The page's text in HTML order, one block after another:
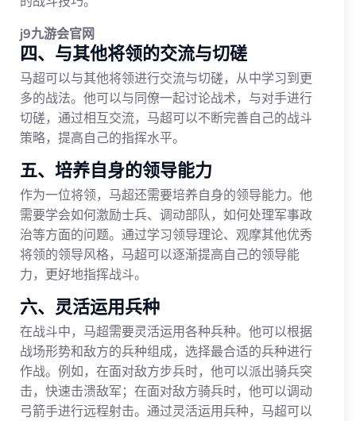
j9九游会官网
四、与其他将领的交流与切磋
马超可以与其他将领进行交流与切磋，从中学习到更
多的战法。他可以与同僚一起讨论战术，与对手进行
切磋，通过相互交流，马超可以不断完善自己的战斗
策略，提高自己的指挥水平。
五、培养自身的领导能力
作为一位将领，马超还需要培养自身的领导能力。他
需要学会如何激励士兵、调动部队，如何处理军事政
治等方面的问题。通过学习领导理论、观摩其他优秀
将领的领导风格，马超可以逐渐提高自己的领导能
力，更好地指挥战斗。
六、灵活运用兵种
在战斗中，马超需要灵活运用各种兵种。他可以根据
战场形势和敌方的兵种组成，选择最合适的兵种进行
作战。例如，在面对敌方步兵时，他可以派出骑兵突
击，快速击溃敌军；在面对敌方骑兵时，他可以调动
弓箭手进行远程射击。通过灵活运用兵种，马超可以